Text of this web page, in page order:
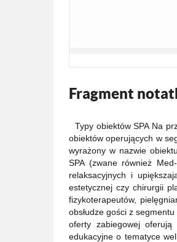
Fragment
Typy obiektów SPA Na
obiektów operujących w
wyrażony w nazwie
SPA (zwane również
relaksacyjnych i
estetycznej czy chirurgii
fizykoterapeutów,
obsłudze gości z
oferty zabiegowej
edukacyjne o tematyce